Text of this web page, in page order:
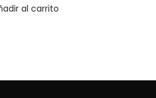
al carrito